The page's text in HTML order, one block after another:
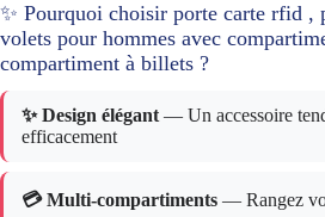
✨ Pourquoi choisir porte carte rfid ,
volets pour hommes avec
compartiment à billets ?
✨ Design élégant— Un accessoire
efficacement
💳 Multi-compartiments — Rangez